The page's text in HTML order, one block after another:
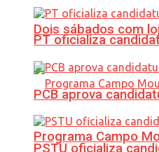
Dois sábados com
Programa Campo
PT oficializa
PCB aprova
PSTU oficializa